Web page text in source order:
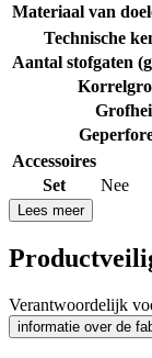
Materiaal van
Technische
Aantal stofgaten
Accessoires
Set
Nee
Lees meer
Verantwoordelijk
informatie over de